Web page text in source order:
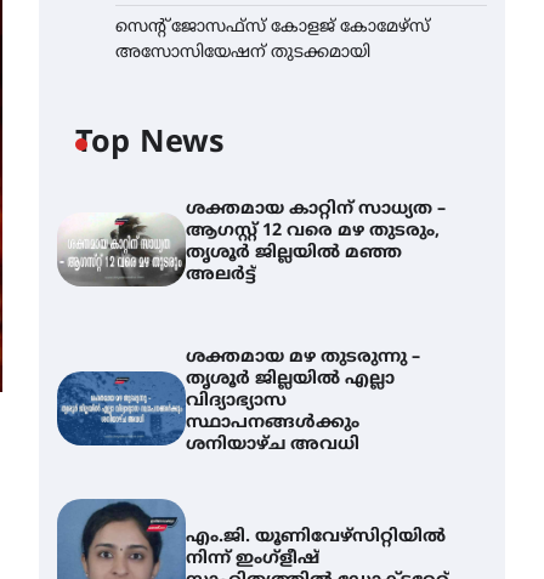
സെന്റ് ജോസഫ്സ് കോളജ് കോമേഴ്‌സ്
അസോസിയേഷന് തുടക്കമായി
Top News
ശക്തമായ കാറ്റിന് സാധ്യത –
ആഗസ്റ്റ് 12 വരെ മഴ തുടരും,
തൃശൂർ ജില്ലയിൽ മഞ്ഞ
അലർട്ട്
ശക്തമായ മഴ തുടരുന്നു –
തൃശൂർ ജില്ലയിൽ എല്ലാ
വിദ്യാഭ്യാസ
സ്ഥാപനങ്ങൾക്കും
ശനിയാഴ്ച അവധി
എം.ജി. യൂണിവേഴ്‌സിറ്റിയിൽ
നിന്ന് ഇംഗ്ളീഷ്